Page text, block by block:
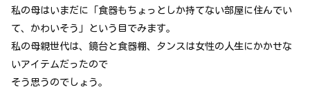
私の母はいまだに「食器もちょっとしか持てない部屋に住んでい
て、かわいそう」という目でみます。
私の母親世代は、鏡台と食器棚、タンスは女性の人生にかかせな
いアイテムだったので
そう思うのでしょう。